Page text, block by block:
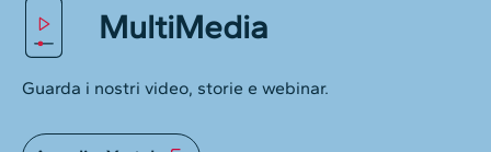
MultiMedia
Guarda i nostri video, storie e webinar.